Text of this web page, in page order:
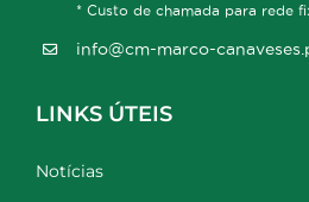
* Custo de chamada para rede
info@cm-marco-
LINKS ÚTEIS
Notícias